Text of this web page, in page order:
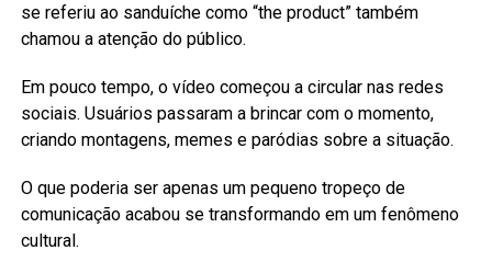
se referiu ao sanduíche como “the product” também
chamou a atenção do público.
Em pouco tempo, o vídeo começou a circular nas redes
sociais. Usuários passaram a brincar com o momento,
criando montagens, memes e paródias sobre a situação.
O que poderia ser apenas um pequeno tropeço de
comunicação acabou se transformando em um fenômeno
cultural.